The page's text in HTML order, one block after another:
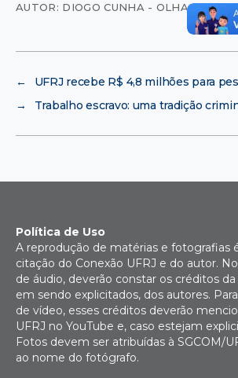
AUTOR: DIOGO CUNHA - OLHAR
←
UFRJ recebe R$ 4,8 milhões para
→
Trabalho escravo: uma tradição
Política de Uso
A reprodução de matérias e fotografias
citação do Conexão UFRJ e do autor.
de áudio, deverão constar os créditos da
em sendo explicitados, dos autores.
de vídeo, esses créditos deverão
UFRJ no YouTube e, caso estejam
Fotos devem ser atribuídas à SGCOM/
ao nome do fotógrafo.